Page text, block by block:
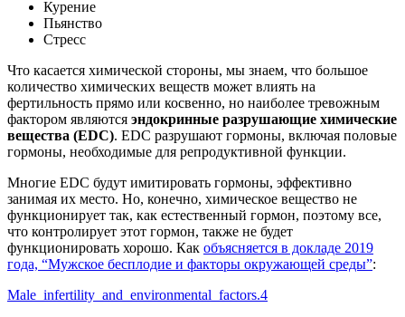
Курение
Пьянство
Стресс
Что касается химической стороны, мы знаем, что большое
количество химических веществ может влиять на
фертильность прямо или косвенно, но наиболее тревожным
фактором являются эндокринные разрушающие химические
вещества (EDC). EDC разрушают гормоны, включая половые
гормоны, необходимые для репродуктивной функции.
Многие EDC будут имитировать гормоны, эффективно
занимая их место. Но, конечно, химическое вещество не
функционирует так, как естественный гормон, поэтому все,
что контролирует этот гормон, также не будет
функционировать хорошо. Как объясняется в докладе 2019
года, “Мужское бесплодие и факторы окружающей среды”:
Male_infertility_and_environmental_factors.4